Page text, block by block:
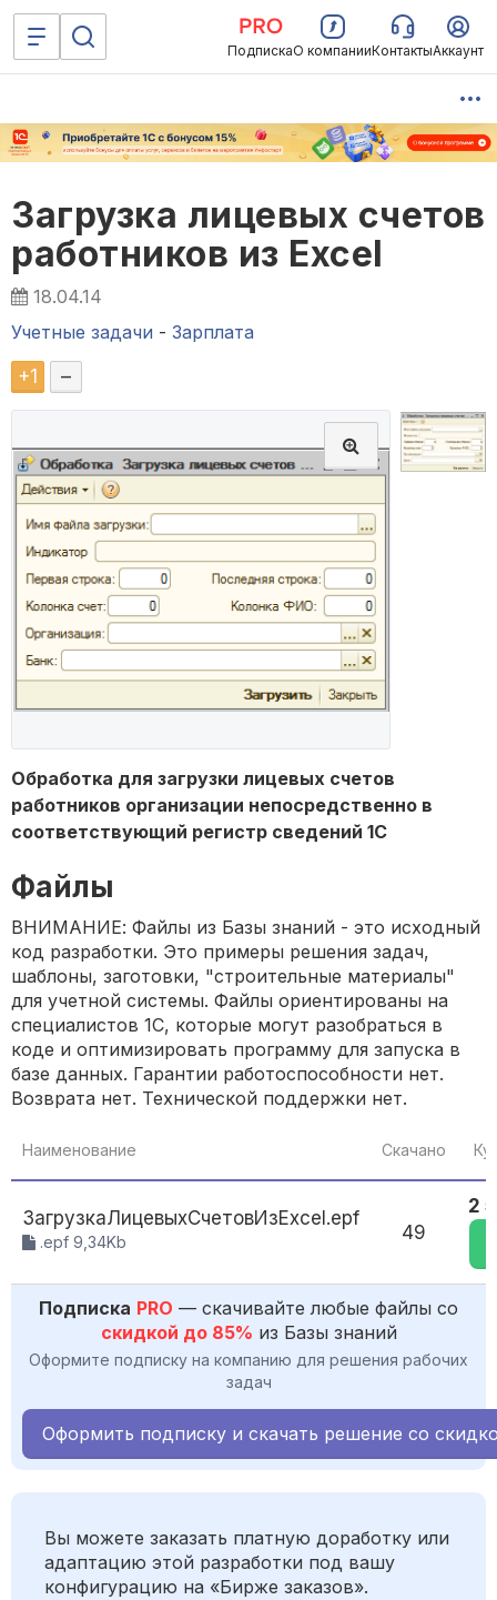
ПодпискаО компанииКонтактыАккаунт
Загрузка лицевых счетов
работников из Excel
18.04.14
Учетные задачи - Зарплата
+1 –
Обработка для загрузки лицевых счетов
работников организации непосредственно в
соответствующий регистр сведений 1С
Файлы
ВНИМАНИЕ: Файлы из Базы знаний - это исходный
код разработки. Это примеры решения задач,
шаблоны, заготовки, "строительные материалы"
для учетной системы. Файлы ориентированы на
специалистов 1С, которые могут разобраться в
коде и оптимизировать программу для запуска в
базе данных. Гарантии работоспособности нет.
Возврата нет. Технической поддержки нет.
Наименование Скачано
ЗагрузкаЛицевыхСчетовИзExcel.epf
.epf 9,34Kb 49
2
Подписка PRO — скачивайте любые файлы со
скидкой до 85% из Базы знаний
Оформите подписку на компанию для решения рабочих
задач
Оформить подписку и скачать решение со
Вы можете заказать платную доработку или
адаптацию этой разработки под вашу
конфигурацию на «Бирже заказов».